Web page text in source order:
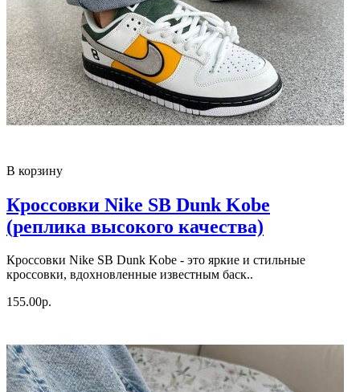
В корзину
Кроссовки Nike SB Dunk Kobe
(реплика высокого качества)
Кроссовки Nike SB Dunk Kobe - это яркие и стильные
кроссовки, вдохновленные известным баск..
155.00р.